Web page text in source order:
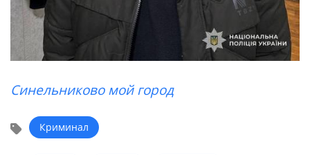
Синельниково мой город
Криминал